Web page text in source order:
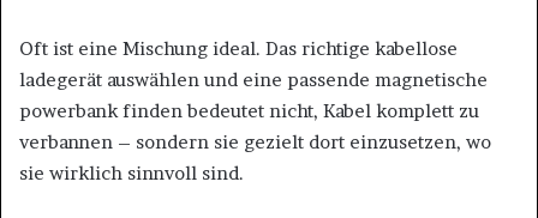
Oft ist eine Mischung ideal. Das richtige kabellose
ladegerät auswählen und eine passende magnetische
powerbank finden bedeutet nicht, Kabel komplett zu
verbannen – sondern sie gezielt dort einzusetzen, wo
sie wirklich sinnvoll sind.